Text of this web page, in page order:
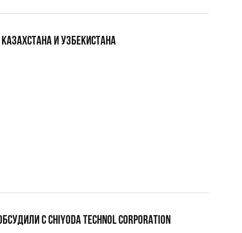
И УЗБЕКИСТАНА
С CHIYODA TECHNOL CORPORATION